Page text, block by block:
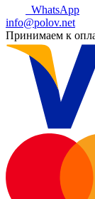
WhatsApp
info@polov.net
Принимаем к